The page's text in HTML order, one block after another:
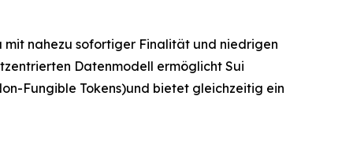
mit nahezu sofortiger Finalität und niedrigen
Datenmodell ermöglicht Sui
Fungible Tokens)und bietet gleichzeitig ein